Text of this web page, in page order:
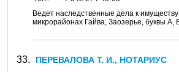
Ведет наследственные дела к
микрорайонах Гайва, Заозерье, буквы
ПЕРЕВАЛОВА Т. И., НОТАРИУС